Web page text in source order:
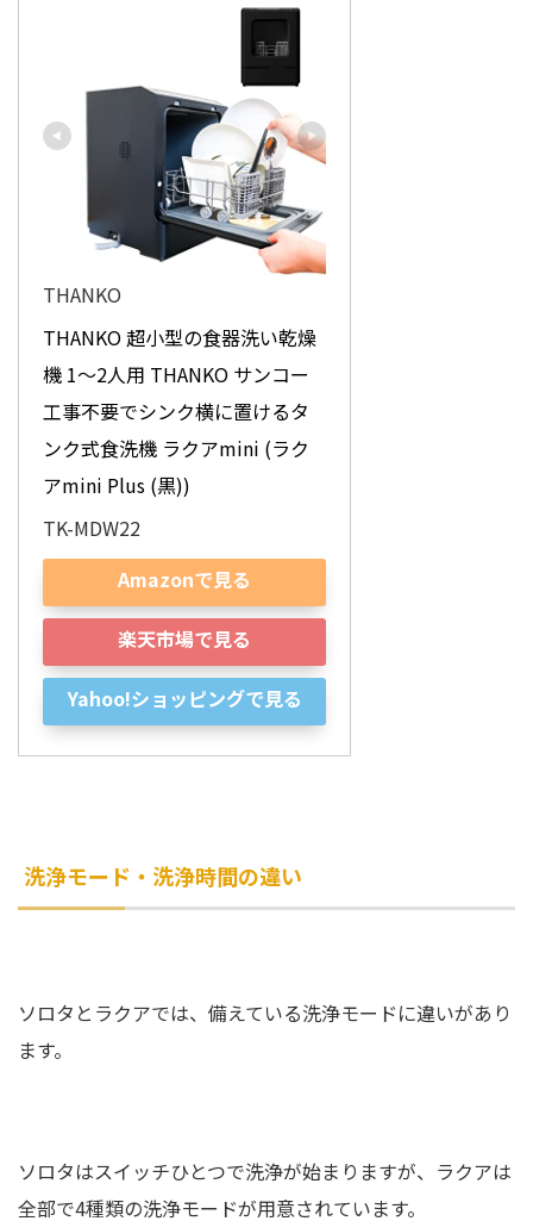
THANKO
THANKO 超小型の食器洗い乾燥
機 1～2人用 THANKO サンコー
工事不要でシンク横に置けるタ
ンク式食洗機 ラクアmini (ラク
アmini Plus (黒))
TK-MDW22
Amazonで見る
楽天市場で見る
Yahoo!ショッピングで見る
洗浄モード・洗浄時間の違い
ソロタとラクアでは、備えている洗浄モードに違いがあり
ます。
ソロタはスイッチひとつで洗浄が始まりますが、ラクアは
全部で4種類の洗浄モードが用意されています。